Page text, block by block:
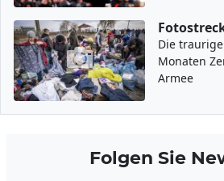
Die
Monaten
Armee
Folgen Sie